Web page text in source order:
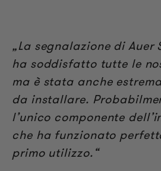
„La segnalazione di Auer
ha soddisfatto tutte le
ma è stata anche
da installare.
l’unico componente
che ha funzionato
primo utilizzo.“